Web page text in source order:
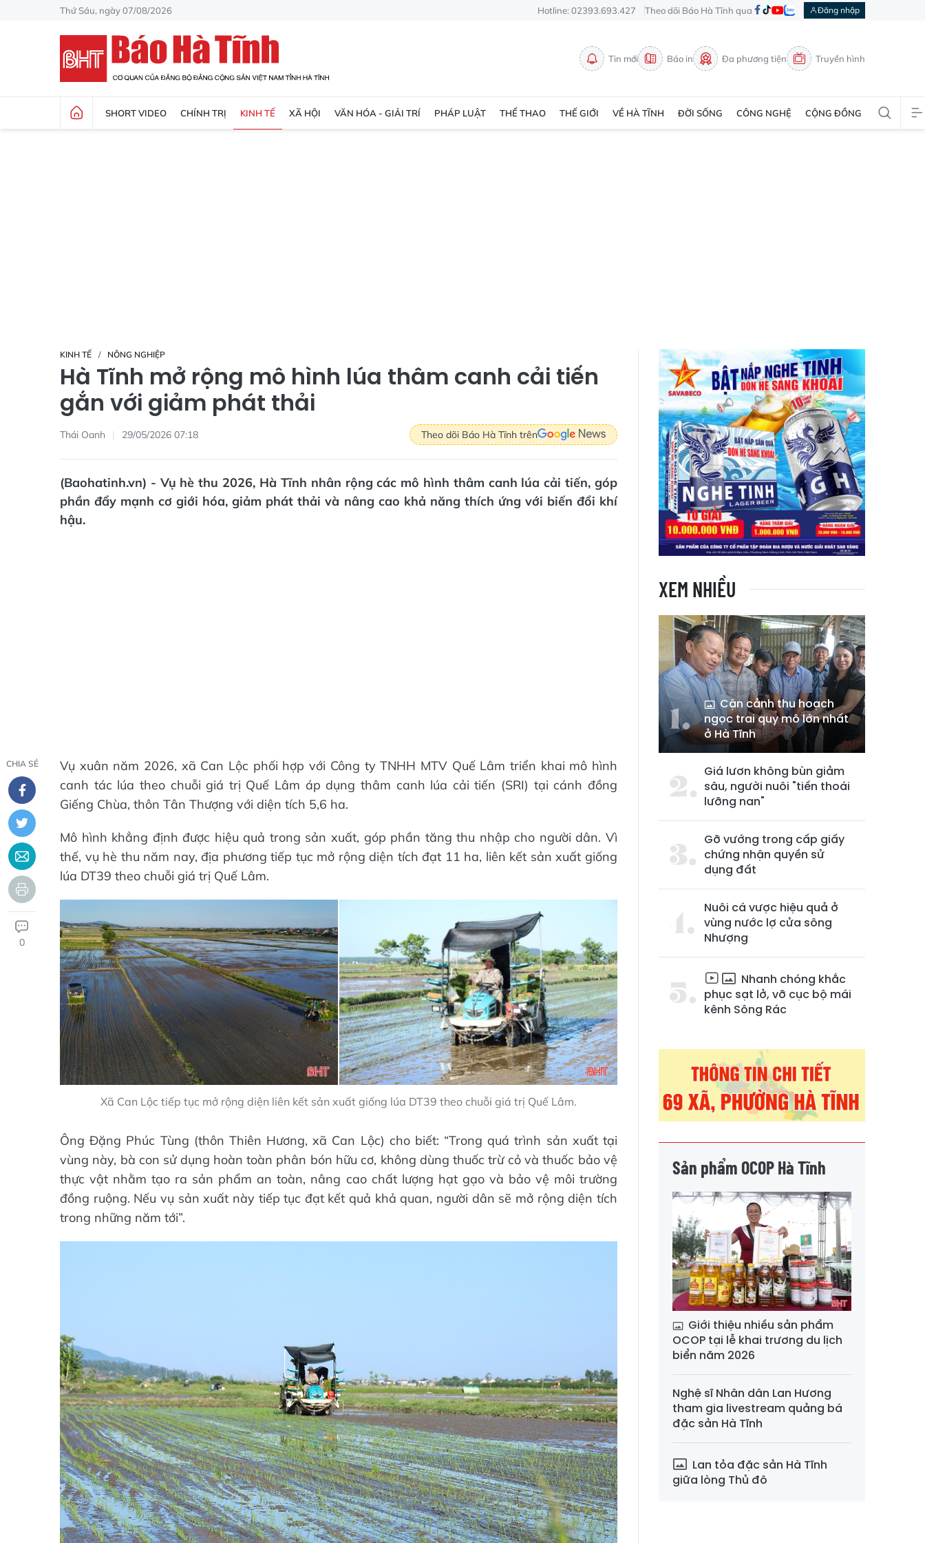
Thứ Sáu, ngày 07/08/2026 Hotline: 02393.693.427 Theo dõi Báo Hà Tĩnh qua Đăng nhập
Tin mới Báo in Đa phương tiện Truyền hình
SHORT VIDEO CHÍNH TRỊ KINH TẾ XÃ HỘI VĂN HÓA - GIẢI TRÍ PHÁP LUẬT THỂ THAO THẾ GIỚI VỀ HÀ TĨNH ĐỜI SỐNG CÔNG NGHỆ CỘNG ĐỒNG
KINH TẾ NÔNG NGHIỆP
Hà Tĩnh mở rộng mô hình lúa thâm canh cải tiến
gắn với giảm phát thải
Thái Oanh 29/05/2026 07:18 Theo dõi Báo Hà Tĩnh trên
(Baohatinh.vn) - Vụ hè thu 2026, Hà Tĩnh nhân rộng các mô hình thâm canh lúa cải tiến, góp
phần đẩy mạnh cơ giới hóa, giảm phát thải và nâng cao khả năng thích ứng với biến đổi khí
hậu.
CHIA SẺ
0
Vụ xuân năm 2026, xã Can Lộc phối hợp với Công ty TNHH MTV Quế Lâm triển khai mô hình
canh tác lúa theo chuỗi giá trị Quế Lâm áp dụng thâm canh lúa cải tiến (SRI) tại cánh đồng
Giếng Chùa, thôn Tân Thượng với diện tích 5,6 ha.
Mô hình khẳng định được hiệu quả trong sản xuất, góp phần tăng thu nhập cho người dân. Vì
thế, vụ hè thu năm nay, địa phương tiếp tục mở rộng diện tích đạt 11 ha, liên kết sản xuất giống
lúa DT39 theo chuỗi giá trị Quế Lâm.
Xã Can Lộc tiếp tục mở rộng diện liên kết sản xuất giống lúa DT39 theo chuỗi giá trị Quế Lâm.
Ông Đặng Phúc Tùng (thôn Thiên Hương, xã Can Lộc) cho biết: “Trong quá trình sản xuất tại
vùng này, bà con sử dụng hoàn toàn phân bón hữu cơ, không dùng thuốc trừ cỏ và thuốc bảo vệ
thực vật nhằm tạo ra sản phẩm an toàn, nâng cao chất lượng hạt gạo và bảo vệ môi trường
đồng ruộng. Nếu vụ sản xuất này tiếp tục đạt kết quả khả quan, người dân sẽ mở rộng diện tích
trong những năm tới”.
XEM NHIỀU
Cận cảnh thu hoạch
ngọc trai quy mô lớn nhất
ở Hà Tĩnh
Giá lươn không bùn giảm
sâu, người nuôi "tiến thoái
lưỡng nan"
Gỡ vướng trong cấp giấy
chứng nhận quyền sử
dụng đất
Nuôi cá vược hiệu quả ở
vùng nước lợ cửa sông
Nhượng
Nhanh chóng khắc
phục sạt lở, vỡ cục bộ mái
kênh Sông Rác
Sản phẩm OCOP Hà Tĩnh
Giới thiệu nhiều sản phẩm
OCOP tại lễ khai trương du lịch
biển năm 2026
Nghệ sĩ Nhân dân Lan Hương
tham gia livestream quảng bá
đặc sản Hà Tĩnh
Lan tỏa đặc sản Hà Tĩnh
giữa lòng Thủ đô